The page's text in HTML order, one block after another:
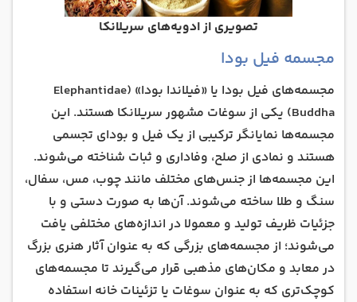
تصویری از ادویه‌های سریلانکا
مجسمه فیل بودا
مجسمه‌های فیل بودا یا «فیلاندا بودا» (Elephantidae
Buddha) یکی از سوغات مشهور سریلانکا هستند. این
مجسمه‌ها نمایانگر ترکیبی از یک فیل و بودای تجسمی
هستند و نمادی از صلح، وفاداری و ثبات شناخته می‌شوند.
این مجسمه‌ها از جنس‌های مختلف مانند چوب، مس، سفال،
سنگ و طلا ساخته می‌شوند. آن‌ها به صورت دستی و با
جزئیات ظریف تولید و معمولا در اندازه‌های مختلفی یافت
می‌شوند؛ از مجسمه‌های بزرگی که به عنوان آثار هنری بزرگ
در معابد و مکان‌های مذهبی قرار می‌گیرند تا مجسمه‌های
کوچک‌تری که به عنوان سوغات یا تزئینات خانه استفاده